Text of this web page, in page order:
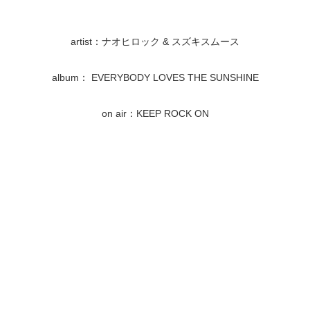
artist：ナオヒロック & スズキスムース
album： EVERYBODY LOVES THE SUNSHINE
on air：KEEP ROCK ON